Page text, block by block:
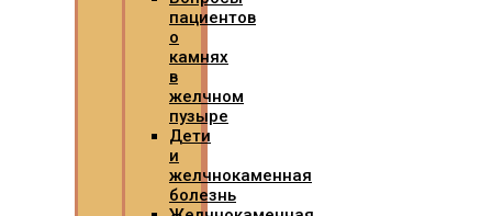
пациентов
о
камнях
в
желчном
пузыре
Дети
и
желчнокаменная
болезнь